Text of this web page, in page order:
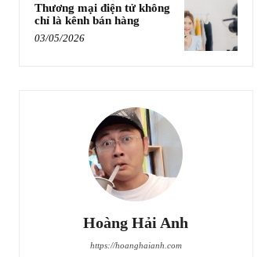
Thương mại điện tử không
chỉ là kênh bán hàng
03/05/2026
Hoàng Hải Anh
https://hoanghaianh.com